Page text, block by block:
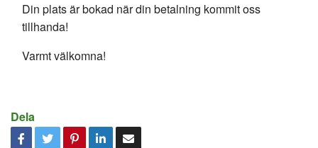
Din plats är bokad när din betalning kommit oss
tillhanda!
Varmt välkomna!
Dela